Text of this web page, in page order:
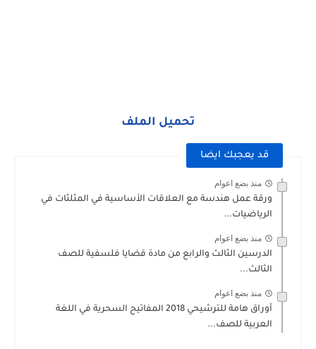
تحميل الملف
قد يعجبك ايضا
منذ بضع اعوام
ورقة عمل هندسة مع العلاقات الأساسية في المثلثات في
الرياضيات...
منذ بضع اعوام
الدرسين الثالث والرابع من مادة قضايا فلسفية للصف
الثالث...
منذ بضع اعوام
أوراق هامة للترشيحي 2018 المفاتيح السحرية في اللغة
العربية للصف...